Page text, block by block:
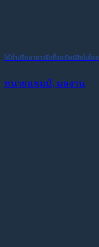
ให้คำปรึกษาชาวจีนซื้อทรัพย์สินในไทย
ทนายแชมป์, ผลงาน